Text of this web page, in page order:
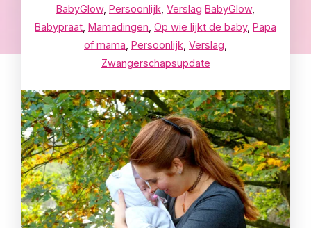
BabyGlow, Persoonlijk Verslag BabyGlow,
Babypraat Mamadingen Op wie lijkt de baby, Papa
of mama Persoonlijk Verslag
Zwangerschapsupdate